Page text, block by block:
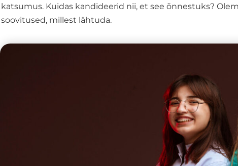
katsumus. Kuidas kandideerid nii, et see õnnestuks?
soovitused, millest lähtuda.